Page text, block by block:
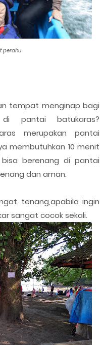
perahu
tempat menginap bagi
di pantai batukaras?
merupakan pantai
membutuhkan 10 menit
bisa berenang di pantai
dan aman.
tenang,apabila ingin
sangat cocok sekali.